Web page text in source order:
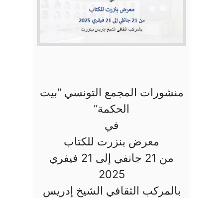
منشورات المجمع التونسي “بيت
الحكمة”
في
معرض بنزرت للكتاب
من 21 جانفي إلى 21 فيفري
2025
بالمركب الثقافي الشيخ إدريس